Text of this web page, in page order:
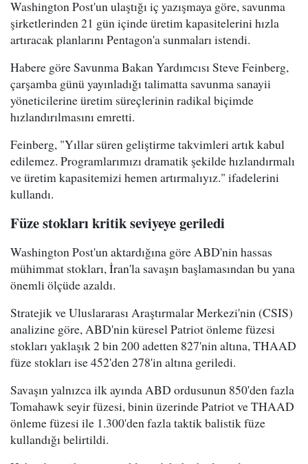
Washington Post'un ulaştığı iç yazışmaya göre, savunma
şirketlerinden 21 gün içinde üretim kapasitelerini hızla
artıracak planlarını Pentagon'a sunmaları istendi.
Habere göre Savunma Bakan Yardımcısı Steve Feinberg,
çarşamba günü yayınladığı talimatta savunma sanayii
yöneticilerine üretim süreçlerinin radikal biçimde
hızlandırılmasını emretti.
Feinberg, "Yıllar süren geliştirme takvimleri artık kabul
edilemez. Programlarımızı dramatik şekilde hızlandırmalı
ve üretim kapasitemizi hemen artırmalıyız." ifadelerini
kullandı.
Füze stokları kritik seviyeye geriledi
Washington Post'un aktardığına göre ABD'nin hassas
mühimmat stokları, İran'la savaşın başlamasından bu yana
önemli ölçüde azaldı.
Stratejik ve Uluslararası Araştırmalar Merkezi'nin (CSIS)
analizine göre, ABD'nin küresel Patriot önleme füzesi
stokları yaklaşık 2 bin 200 adetten 827'nin altına, THAAD
füze stokları ise 452'den 278'in altına geriledi.
Savaşın yalnızca ilk ayında ABD ordusunun 850'den fazla
Tomahawk seyir füzesi, binin üzerinde Patriot ve THAAD
önleme füzesi ile 1.300'den fazla taktik balistik füze
kullandığı belirtildi.